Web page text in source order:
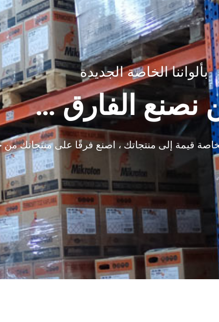
بألواننا الخاصة الجديدة
نصنع الفارق …
قيمة إلى منتجاتك ، اصنع فرقًا على منتجاتك من